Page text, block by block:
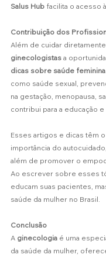
Salus Hub facilita o acesso
Contribuição dos
Além de cuidar
ginecologistas a
dicas sobre saúde feminina
como saúde sexual,
na gestação, menopausa,
contribui para a educação
Esses artigos e dicas têm
importância do
além de promover o
Ao escrever sobre esses
educam suas pacientes,
saúde da mulher no Brasil.
Conclusão
A ginecologia é uma
da saúde da mulher,